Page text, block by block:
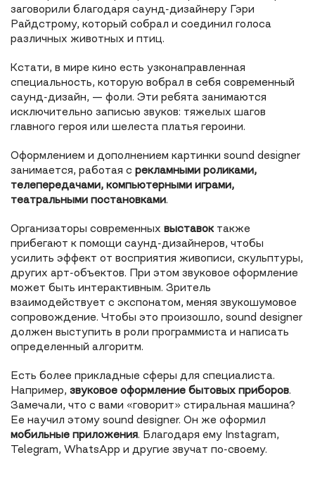
заговорили благодаря саунд-дизайнеру Гэри
Райдстрому, который собрал и соединил голоса
различных животных и птиц.
Кстати, в мире кино есть узконаправленная
специальность, которую вобрал в себя современный
саунд-дизайн, — фоли. Эти ребята занимаются
исключительно записью звуков: тяжелых шагов
главного героя или шелеста платья героини.
Оформлением и дополнением картинки sound designer
занимается, работая с рекламными роликами,
телепередачами, компьютерными играми,
театральными постановками.
Организаторы современных выставок также
прибегают к помощи саунд-дизайнеров, чтобы
усилить эффект от восприятия живописи, скульптуры,
других арт-объектов. При этом звуковое оформление
может быть интерактивным. Зритель
взаимодействует с экспонатом, меняя звукошумовое
сопровождение. Чтобы это произошло, sound designer
должен выступить в роли программиста и написать
определенный алгоритм.
Есть более прикладные сферы для специалиста.
Например, звуковое оформление бытовых приборов.
Замечали, что с вами «говорит» стиральная машина?
Ее научил этому sound designer. Он же оформил
мобильные приложения. Благодаря ему Instagram,
Telegram, WhatsApp и другие звучат по-своему.